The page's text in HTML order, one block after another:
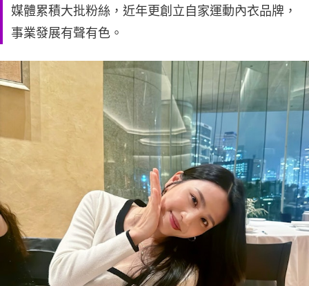
媒體累積大批粉絲，近年更創立自家運動內衣品牌，
事業發展有聲有色。